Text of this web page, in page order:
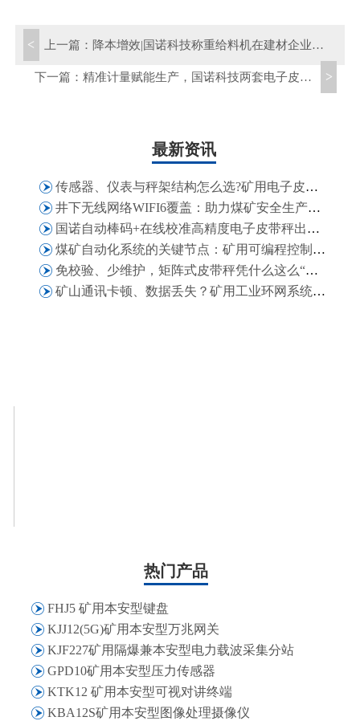
< 上一篇： 降本增效|国诺科技称重给料机在建材企业的成功投运实践
下一篇：精准计量赋能生产，国诺科技两套电子皮带秤入驻宿州泰盛造纸生产线 >
最新资讯
传感器、仪表与秤架结构怎么选?矿用电子皮带秤技术配置法则
井下无线网络WIFI6覆盖：助力煤矿安全生产、高效运营与智能化管理
国诺自动棒码+在线校准高精度电子皮带秤出口津巴布韦，获客户二次复购认可
煤矿自动化系统的关键节点：矿用可编程控制箱在矿井自动化场景中的适配能力
免校验、少维护，矩阵式皮带秤凭什么这么“省心”？
矿山通讯卡顿、数据丢失？矿用工业环网系统解决煤矿通讯难题
热门产品
FHJ5 矿用本安型键盘
KJJ12(5G)矿用本安型万兆网关
KJF227矿用隔爆兼本安型电力载波采集分站
GPD10矿用本安型压力传感器
KTK12 矿用本安型可视对讲终端
KBA12S矿用本安型图像处理摄像仪